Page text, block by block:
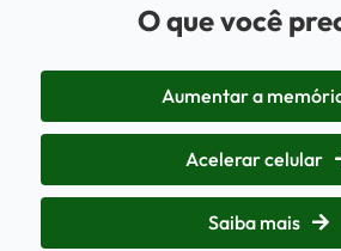
O que você
Aumentar a
Acelerar celular
Saiba mais